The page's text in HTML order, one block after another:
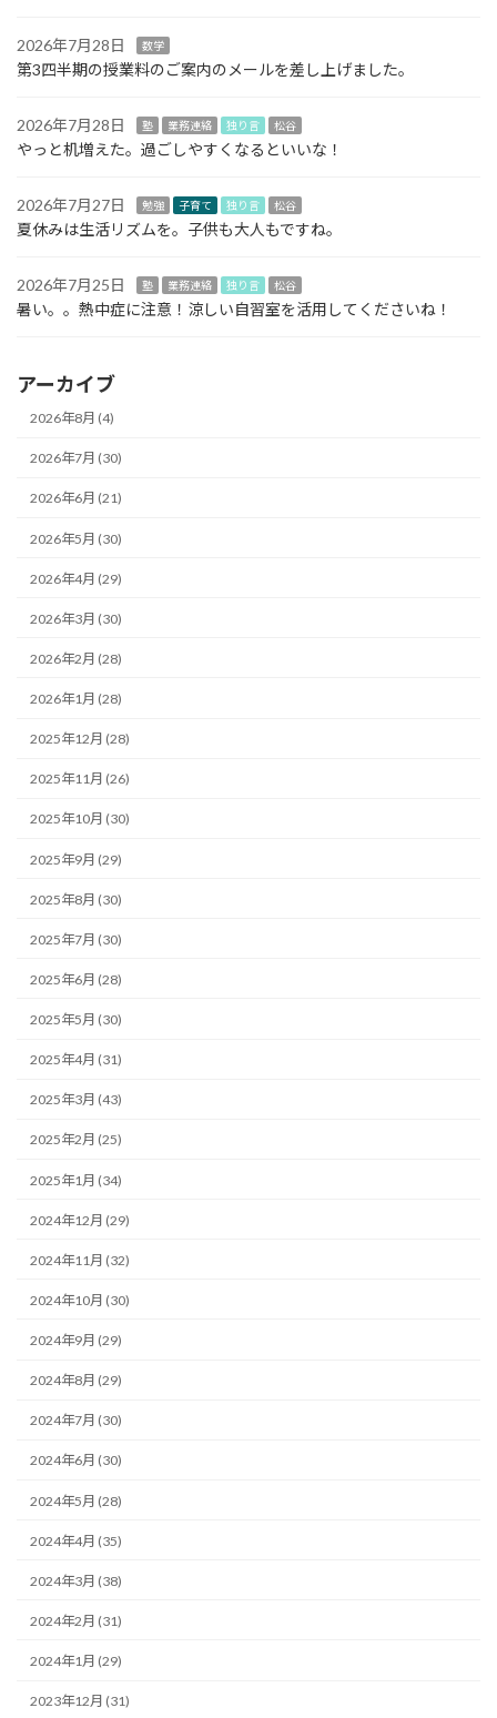
2026年7月28日 数学
第3四半期の授業料のご案内のメールを差し上げました。
2026年7月28日 塾 業務連絡 独り言 松谷
やっと机増えた。過ごしやすくなるといいな！
2026年7月27日 勉強 子育て 独り言 松谷
夏休みは生活リズムを。子供も大人もですね。
2026年7月25日 塾 業務連絡 独り言 松谷
暑い。。熱中症に注意！涼しい自習室を活用してくださいね！
アーカイブ
2026年8月 (4)
2026年7月 (30)
2026年6月 (21)
2026年5月 (30)
2026年4月 (29)
2026年3月 (30)
2026年2月 (28)
2026年1月 (28)
2025年12月 (28)
2025年11月 (26)
2025年10月 (30)
2025年9月 (29)
2025年8月 (30)
2025年7月 (30)
2025年6月 (28)
2025年5月 (30)
2025年4月 (31)
2025年3月 (43)
2025年2月 (25)
2025年1月 (34)
2024年12月 (29)
2024年11月 (32)
2024年10月 (30)
2024年9月 (29)
2024年8月 (29)
2024年7月 (30)
2024年6月 (30)
2024年5月 (28)
2024年4月 (35)
2024年3月 (38)
2024年2月 (31)
2024年1月 (29)
2023年12月 (31)